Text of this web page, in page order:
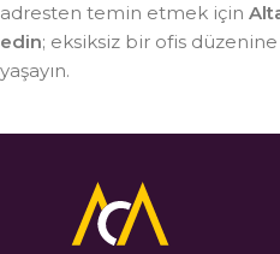
adresten temin etmek için
edin; eksiksiz bir ofis düzenine
yaşayın.